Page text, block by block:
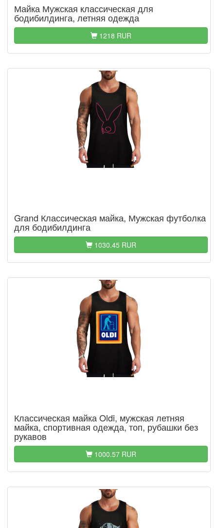
Майка Мужская классическая для
бодибилдинга, летняя одежда
1218 RUR
Grand Классическая майка, Мужская футболка
для бодибилдинга
1030.45 RUR
Классическая майка Oldi, мужская летняя
майка, спортивная одежда, топ, рубашки без
рукавов
1000.57 RUR